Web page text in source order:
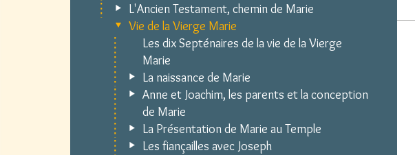
L'Ancien Testament, chemin de Marie
Vie de la Vierge Marie
Les dix Septénaires de la vie de la Vierge
Marie
La naissance de Marie
Anne et Joachim, les parents et la conception
de Marie
La Présentation de Marie au Temple
Les fiançailles avec Joseph